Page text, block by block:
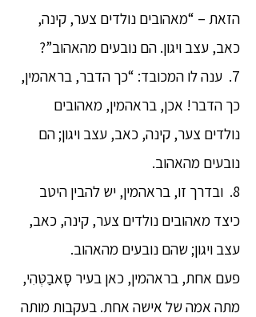
הזאת – “מאהובים נולדים צער, קינה,
כאב, עצב ויגון. הם נובעים מהאהוב”?
7. ענה לו המכובד: “כך הדבר, בראהמין,
כך הדבר! אכן, בראהמין, מאהובים
נולדים צער, קינה, כאב, עצב ויגון; הם
נובעים מהאהוב.
8. ובדרך זו, בראהמין, יש להבין היטב
כיצד מאהובים נולדים צער, קינה, כאב,
עצב ויגון; שהם נובעים מהאהוב.
פעם אחת, בראהמין, כאן בעיר סָאבַטְּהִי,
מתה אמה של אישה אחת. בעקבות מותה